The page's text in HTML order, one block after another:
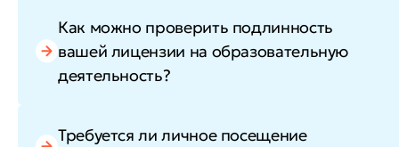
Как можно проверить подлинность
вашей лицензии на образовательную
деятельность?
Требуется ли личное посещение